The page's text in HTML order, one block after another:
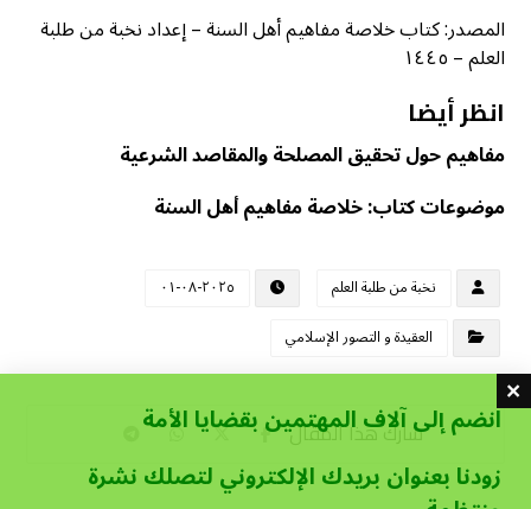
المصدر: كتاب خلاصة مفاهيم أهل السنة – إعداد نخبة من طلبة
العلم – ١٤٤٥
انظر أيضا
مفاهيم حول تحقيق المصلحة والمقاصد الشرعية
موضوعات كتاب: خلاصة مفاهيم أهل السنة
نخبة من طلبة العلم
٢٠٢٥-٠٨-٠١
العقيدة و التصور الإسلامي
انضم إلى آلاف المهتمين بقضايا الأمة
زودنا بعنوان بريدك الإلكتروني لتصلك نشرة